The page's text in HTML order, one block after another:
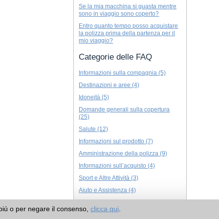
Se la mia macchina si guasta mentre
sono in viaggio sono coperto?
Entro quanto tempo posso acquistare
la polizza prima della partenza per il
mio viaggio?
Categorie delle FAQ
Informazioni sulla compagnia (5)
Destinazioni e aree (4)
Idoneità (5)
Domande generali sulla copertura
(25)
Salute (12)
Informazioni sul prodotto (7)
Amministrazione della polizza (9)
Informazioni sull’acquisto (4)
Sport e Altre Attività (3)
Aiuto e Assistenza (4)
o per negare il consenso, clicca qui
Richiedere un preventivo per l’assicurazione viaggio >